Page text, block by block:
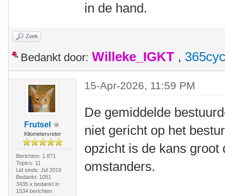
in de hand.
Zoek
Bedankt door: Willeke_IGKT ,
Frutsel
Kilometervreter
Berichten: 1.871
Topics: 11
Lid sinds: Jul 2019
Bedankt: 1051
3435 x bedankt in
1534 berichten
15-Apr-2026, 11:59 PM
De gemiddelde
niet gericht op het
opzicht is de kans
omstanders.